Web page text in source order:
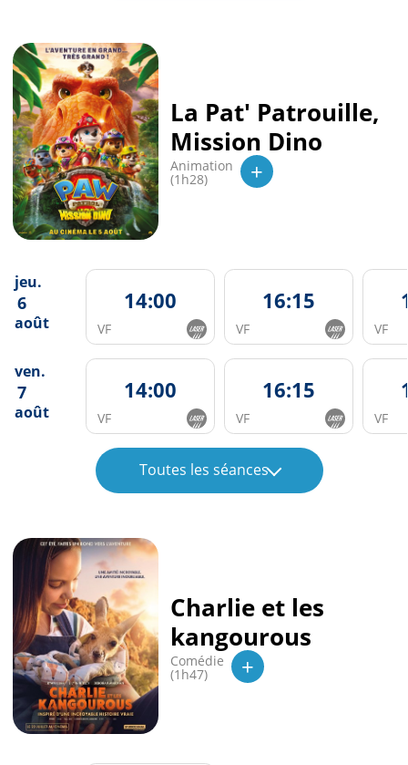
La Pat' Patrouille,
Mission Dino
Animation
(1h28) +
jeu.
6
août
14:00
VF
16:15
VF VF
ven.
7
août
14:00
VF
16:15
VF VF
Toutes les séances
Charlie et les
kangourous
Comédie
(1h47) +